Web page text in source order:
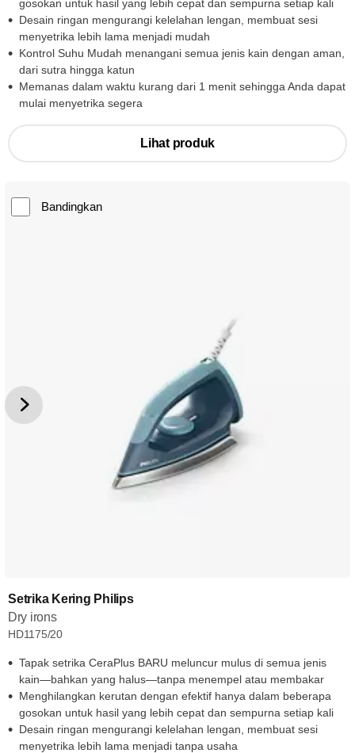
gosokan untuk hasil yang lebih cepat dan sempurna setiap kali
Desain ringan mengurangi kelelahan lengan, membuat sesi
menyetrika lebih lama menjadi mudah
Kontrol Suhu Mudah menangani semua jenis kain dengan aman,
dari sutra hingga katun
Memanas dalam waktu kurang dari 1 menit sehingga Anda dapat
mulai menyetrika segera
Lihat produk
Bandingkan
Setrika Kering Philips
Dry irons
HD1175/20
Tapak setrika CeraPlus BARU meluncur mulus di semua jenis
kain—bahkan yang halus—tanpa menempel atau membakar
Menghilangkan kerutan dengan efektif hanya dalam beberapa
gosokan untuk hasil yang lebih cepat dan sempurna setiap kali
Desain ringan mengurangi kelelahan lengan, membuat sesi
menyetrika lebih lama menjadi tanpa usaha